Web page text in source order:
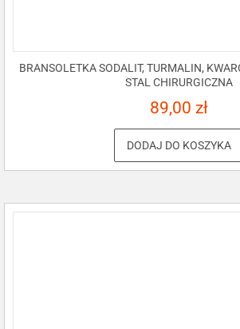
BRANSOLETKA SODALIT, TURMALIN,
STAL CHIRURGICZNA
89,00 zł
DODAJ DO KOSZYKA